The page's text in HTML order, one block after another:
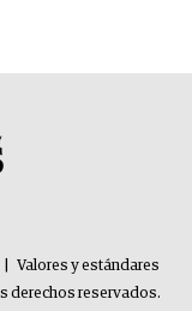
Valores y estándares
derechos reservados.